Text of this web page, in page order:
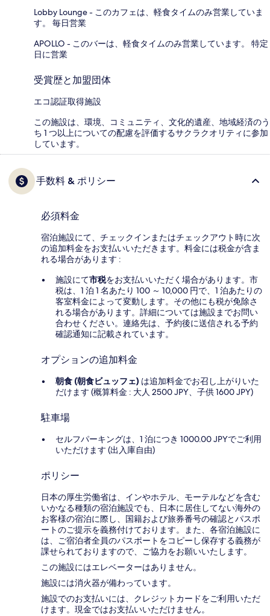
Lobby Lounge - このカフェは、軽食タイムのみ営業していま
す。 毎日営業
APOLLO - このバーは、軽食タイムのみ営業しています。 特定
日に営業
受賞歴と加盟団体
エコ認証取得施設
この施設は、環境、コミュニティ、文化的遺産、地域経済のう
ち 1 つ以上についての配慮を評価するサクラクオリティに参加
しています。
手数料 & ポリシー
必須料金
宿泊施設にて、チェックインまたはチェックアウト時に次
の追加料金をお支払いいただきます。料金には税金が含ま
れる場合があります :
施設にて市税をお支払いいただく場合があります。市
税は、1 泊 1 名あたり 100 ～ 10,000 円で、1 泊あたりの
客室料金によって変動します。その他にも税が免除さ
れる場合があります。詳細については施設までお問い
合わせください。連絡先は、予約後に送信される予約
確認通知に記載されています。
オプションの追加料金
朝食 (朝食ビュッフェ) は追加料金でお召し上がりいた
だけます (概算料金 : 大人 2500 JPY、子供 1600 JPY)
駐車場
セルフパーキングは、1 泊につき 1000.00 JPYでご利用
いただけます (出入庫自由)
ポリシー
日本の厚生労働省は、インやホテル、モーテルなどを含む
いかなる種類の宿泊施設でも、日本に​居住してない海外の
お客様の宿泊に際し、国籍および旅券番号の確認とパスポ
ートのご提示を義務付け​ております。また、各宿泊施設に
は、ご宿泊者全員のパスポートをコピーし保存する義務が
課せられておりますの​で、ご協力をお願いいたします。
この施設にはエレベーターはありません。
施設には消火器が備わっています。
施設でのお支払いには、クレジットカードをご利用いただ
けます。現金ではお支払いいただけません。